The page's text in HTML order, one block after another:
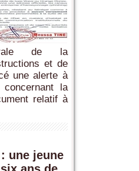
de la
et de
une alerte à
la
relatif à
une jeune